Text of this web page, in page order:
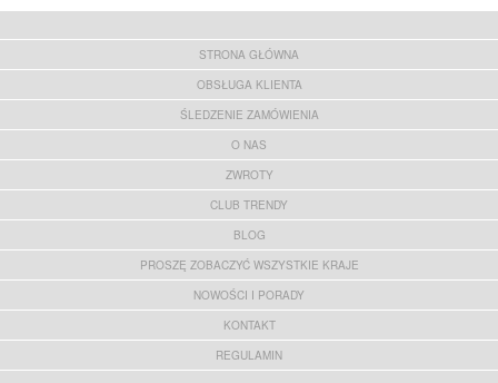
STRONA GŁÓWNA
OBSŁUGA KLIENTA
ŚLEDZENIE ZAMÓWIENIA
O NAS
ZWROTY
CLUB TRENDY
BLOG
PROSZĘ ZOBACZYĆ WSZYSTKIE KRAJE
NOWOŚCI I PORADY
KONTAKT
REGULAMIN